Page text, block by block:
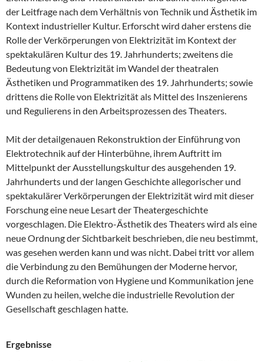
der Leitfrage nach dem Verhältnis von Technik und Ästhetik im
Kontext industrieller Kultur. Erforscht wird daher erstens die
Rolle der Verkörperungen von Elektrizität im Kontext der
spektakulären Kultur des 19. Jahrhunderts; zweitens die
Bedeutung von Elektrizität im Wandel der theatralen
Ästhetiken und Programmatiken des 19. Jahrhunderts; sowie
drittens die Rolle von Elektrizität als Mittel des Inszenierens
und Regulierens in den Arbeitsprozessen des Theaters.
Mit der detailgenauen Rekonstruktion der Einführung von
Elektrotechnik auf der Hinterbühne, ihrem Auftritt im
Mittelpunkt der Ausstellungskultur des ausgehenden 19.
Jahrhunderts und der langen Geschichte allegorischer und
spektakulärer Verkörperungen der Elektrizität wird mit dieser
Forschung eine neue Lesart der Theatergeschichte
vorgeschlagen. Die Elektro-Ästhetik des Theaters wird als eine
neue Ordnung der Sichtbarkeit beschrieben, die neu bestimmt,
was gesehen werden kann und was nicht. Dabei tritt vor allem
die Verbindung zu den Bemühungen der Moderne hervor,
durch die Reformation von Hygiene und Kommunikation jene
Wunden zu heilen, welche die industrielle Revolution der
Gesellschaft geschlagen hatte.
Ergebnisse